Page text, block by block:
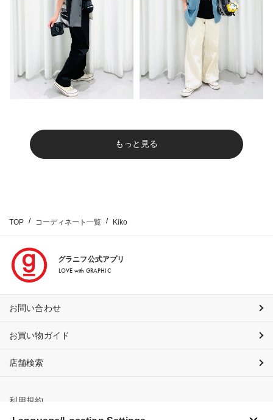
もっと見る
TOP コーディネート一覧 Kiko
グラニフ公式アプリ
LOVE with GRAPHIC
お問い合わせ
お買い物ガイド
店舗検索
利用規約